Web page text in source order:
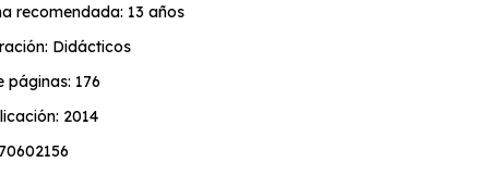
recomendada: 13 años
Didácticos
páginas: 176
2014